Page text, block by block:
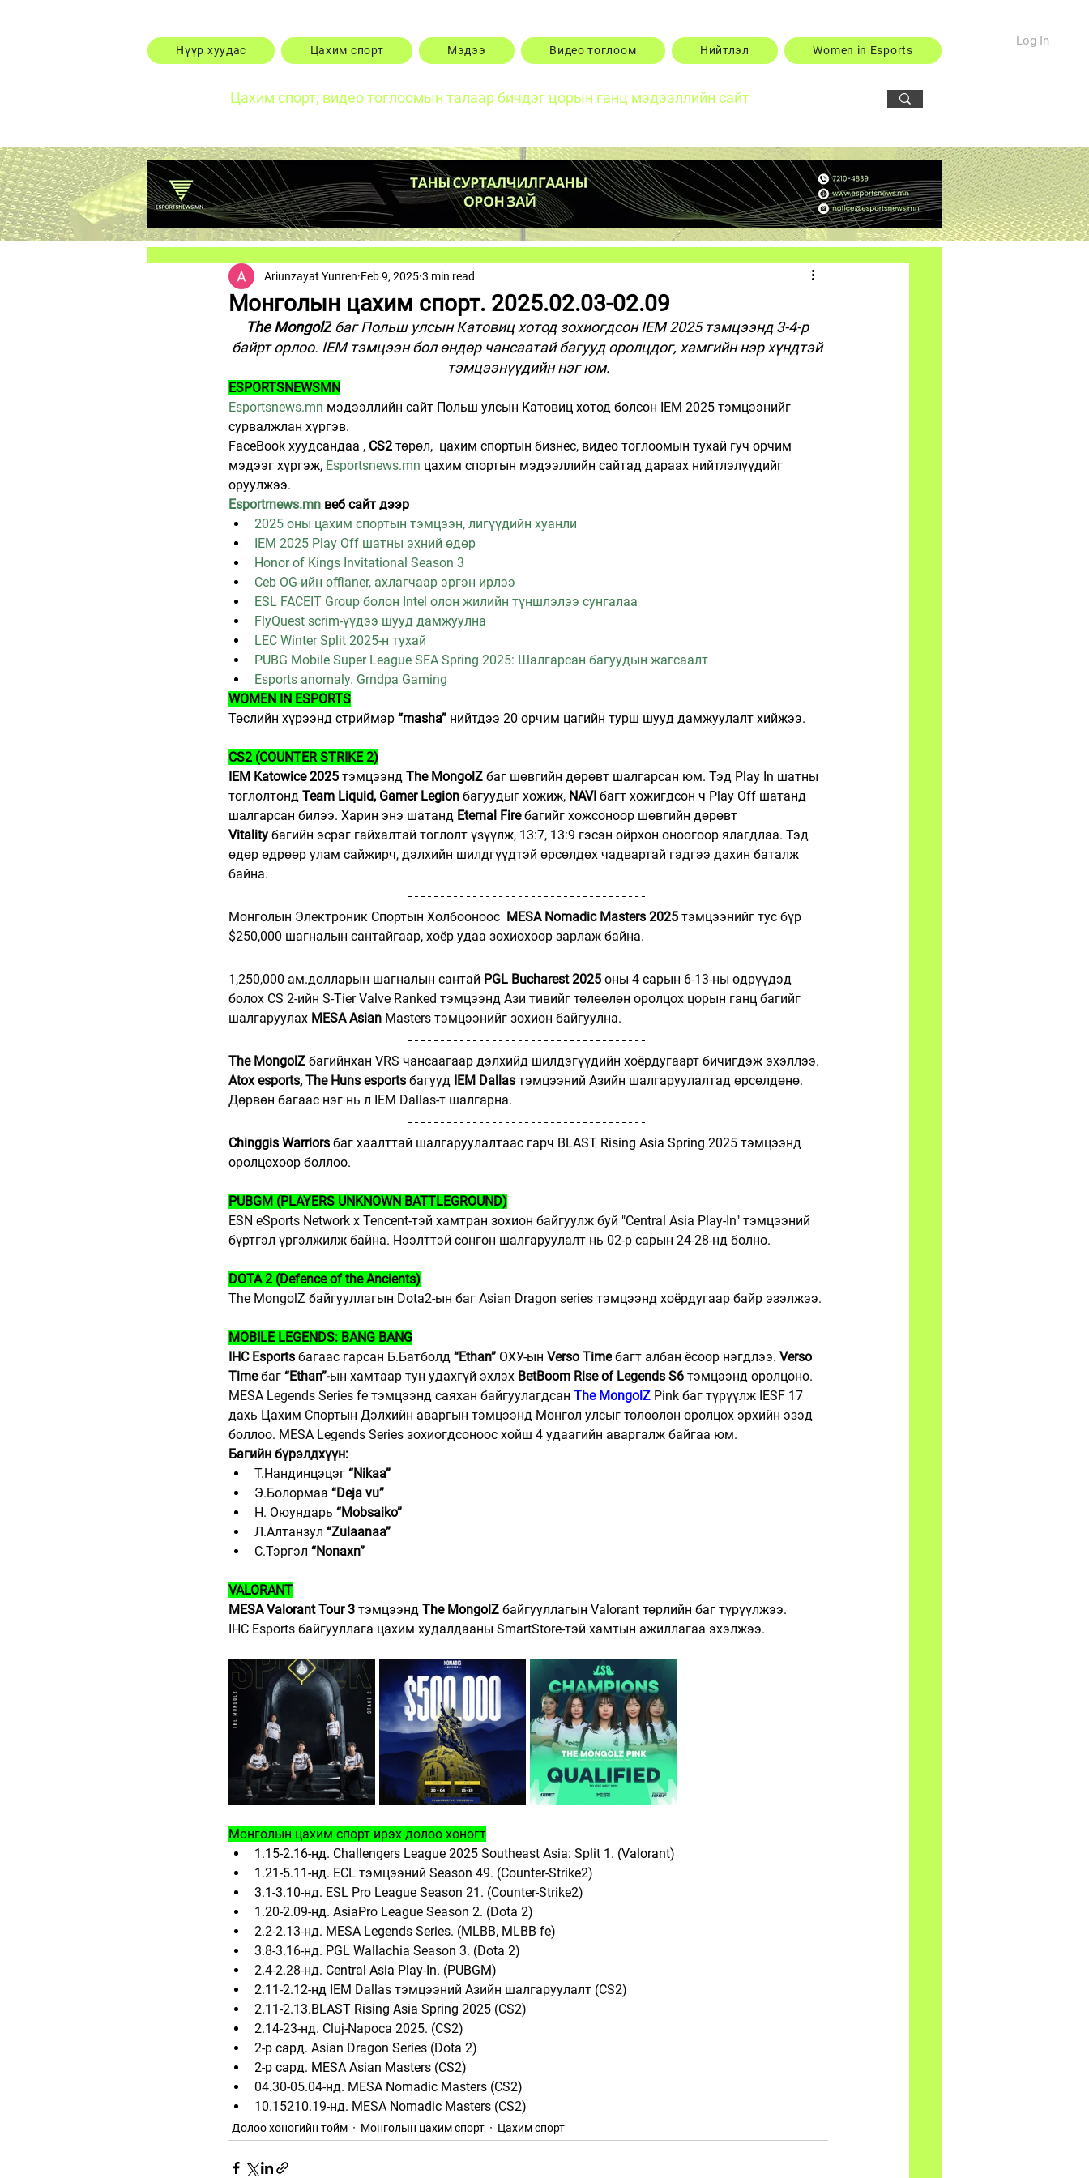
Нүүр хуудас Цахим спорт Мэдээ Видео тоглоом Нийтлэл Women in Esports
Log In
Цахим спорт, видео тоглоомын талаар бичдэг цорын ганц мэдээллийн сайт
Монголын цахим спорт. 2025.02.03-02.09
Ariunzayat Yunren Feb 9, 2025 3 min read
The MongolZ баг Польш улсын Катовиц хотод зохиогдсон IEM 2025 тэмцээнд 3-4-р
байрт орлоо. IEM тэмцээн бол өндөр чансаатай багууд оролцдог, хамгийн нэр хүндтэй
тэмцээнүүдийн нэг юм.
ESPORTSNEWSMN
Esportsnews.mn мэдээллийн сайт Польш улсын Катовиц хотод болсон IEM 2025 тэмцээнийг
сурвалжлан хүргэв.
FaceBook хуудсандаа , CS2 төрөл,  цахим спортын бизнес, видео тоглоомын тухай гуч орчим
мэдээг хүргэж, Esportsnews.mn цахим спортын мэдээллийн сайтад дараах нийтлэлүүдийг
оруулжээ.
Esportrnews.mn веб сайт дээр
2025 оны цахим спортын тэмцээн, лигүүдийн хуанли
IEM 2025 Play Off шатны эхний өдөр
Honor of Kings Invitational Season 3
Ceb OG-ийн offlaner, ахлагчаар эргэн ирлээ
ESL FACEIT Group болон Intel олон жилийн түншлэлээ сунгалаа
FlyQuest scrim-үүдээ шууд дамжуулна
LEC Winter Split 2025-н тухай
PUBG Mobile Super League SEA Spring 2025: Шалгарсан багуудын жагсаалт
Esports anomaly. Grndpa Gaming
WOMEN IN ESPORTS
Төслийн хүрээнд стриймэр “masha” нийтдээ 20 орчим цагийн турш шууд дамжуулалт хийжээ.
CS2 (COUNTER STRIKE 2)
IEM Katowice 2025 тэмцээнд The MongolZ баг шөвгийн дөрөвт шалгарсан юм. Тэд Play In шатны
тоглолтонд Team Liquid, Gamer Legion багуудыг хожиж, NAVI багт хожигдсон ч Play Off шатанд
шалгарсан билээ. Харин энэ шатанд Eternal Fire багийг хожсоноор шөвгийн дөрөвт
Vitality багийн эсрэг гайхалтай тоглолт үзүүлж, 13:7, 13:9 гэсэн ойрхон оноогоор ялагдлаа. Тэд
өдөр өдрөөр улам сайжирч, дэлхийн шилдгүүдтэй өрсөлдөх чадвартай гэдгээ дахин баталж
байна.
Монголын Электроник Спортын Холбооноос MESA Nomadic Masters 2025 тэмцээнийг тус бүр
$250,000 шагналын сантайгаар, хоёр удаа зохиохоор зарлаж байна.
1,250,000 ам.долларын шагналын сантай PGL Bucharest 2025 оны 4 сарын 6-13-ны өдрүүдэд
болох CS 2-ийн S-Tier Valve Ranked тэмцээнд Ази тивийг төлөөлөн оролцох цорын ганц багийг
шалгаруулах MESA Asian Masters тэмцээнийг зохион байгуулна.
The MongolZ багийнхан VRS чансаагаар дэлхийд шилдэгүүдийн хоёрдугаарт бичигдэж эхэллээ.
Atox esports, The Huns esports багууд IEM Dallas тэмцээний Азийн шалгаруулалтад өрсөлдөнө.
Дөрвөн багаас нэг нь л IEM Dallas-т шалгарна.
Chinggis Warriors баг хаалттай шалгаруулалтаас гарч BLAST Rising Asia Spring 2025 тэмцээнд
оролцохоор боллоо.
PUBGM (PLAYERS UNKNOWN BATTLEGROUND)
ESN eSports Network x Tencent-тэй хамтран зохион байгуулж буй "Central Asia Play-In" тэмцээний
бүртгэл үргэлжилж байна. Нээлттэй сонгон шалгаруулалт нь 02-р сарын 24-28-нд болно.
DOTA 2 (Defence of the Ancients)
The MongolZ байгууллагын Dota2-ын баг Asian Dragon series тэмцээнд хоёрдугаар байр эзэлжээ.
MOBILE LEGENDS: BANG BANG
IHC Esports багаас гарсан Б.Батболд “Ethan” ОХУ-ын Verso Time багт албан ёсоор нэгдлээ. Verso
Time баг “Ethan”-ын хамтаар тун удахгүй эхлэх BetBoom Rise of Legends S6 тэмцээнд оролцоно.
MESA Legends Series fe тэмцээнд саяхан байгуулагдсан The MongolZ Pink баг түрүүлж IESF 17
дахь Цахим Спортын Дэлхийн аваргын тэмцээнд Монгол улсыг төлөөлөн оролцох эрхийн эзэд
боллоо. MESA Legends Series зохиогдсоноос хойш 4 удаагийн аваргалж байгаа юм.
Багийн бүрэлдхүүн:
Т.Нандинцэцэг “Nikaa”
Э.Болормаа “Deja vu”
Н. Оюундарь “Mobsaiko”
Л.Алтанзул “Zulaanaa”
С.Тэргэл “Nonaxn”
VALORANT
MESA Valorant Tour 3 тэмцээнд The MongolZ байгууллагын Valorant төрлийн баг түрүүлжээ.
IHC Esports байгууллага цахим худалдааны SmartStore-тэй хамтын ажиллагаа эхэлжээ.
Монголын цахим спорт ирэх долоо хоногт
1.15-2.16-нд. Challengers League 2025 Southeast Asia: Split 1. (Valorant)
1.21-5.11-нд. ECL тэмцээний Season 49. (Counter-Strike2)
3.1-3.10-нд. ESL Pro League Season 21. (Counter-Strike2)
1.20-2.09-нд. AsiaPro League Season 2. (Dota 2)
2.2-2.13-нд. MESA Legends Series. (MLBB, MLBB fe)
3.8-3.16-нд. PGL Wallachia Season 3. (Dota 2)
2.4-2.28-нд. Central Asia Play-In. (PUBGM)
2.11-2.12-нд IEM Dallas тэмцээний Азийн шалгаруулалт (CS2)
2.11-2.13.BLAST Rising Asia Spring 2025 (CS2)
2.14-23-нд. Cluj-Napoca 2025. (CS2)
2-р сард. Asian Dragon Series (Dota 2)
2-р сард. MESA Asian Masters (CS2)
04.30-05.04-нд. MESA Nomadic Masters (CS2)
10.15210.19-нд. MESA Nomadic Masters (CS2)
Долоо хоногийн тойм Монголын цахим спорт Цахим спорт